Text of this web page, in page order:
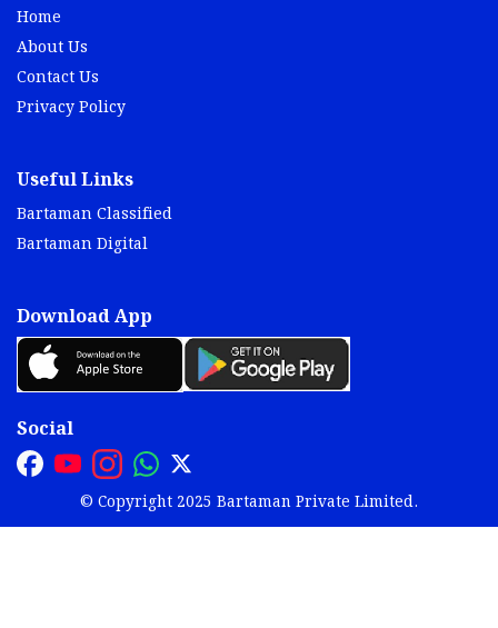
Home
About Us
Contact Us
Privacy Policy
Useful Links
Bartaman Classified
Bartaman Digital
Download App
Social
© Copyright 2025 Bartaman Private Limited.